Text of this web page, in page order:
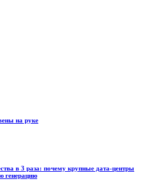
на руке
в 3 раза: почему крупные дата-центры
генерацию